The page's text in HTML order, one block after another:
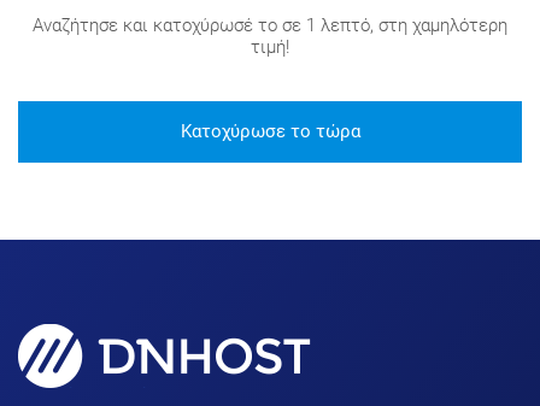
Αναζήτησε και κατοχύρωσέ το σε 1 λεπτό, στη χαμηλότερη
τιμή!
Κατοχύρωσε το τώρα
Domains, Hosting & SSL για